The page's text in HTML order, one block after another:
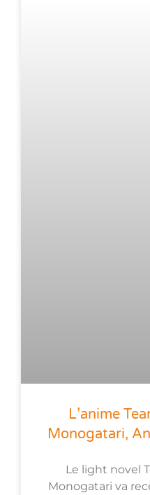
L’anime
Monogatari,
Le light novel
Monogatari va